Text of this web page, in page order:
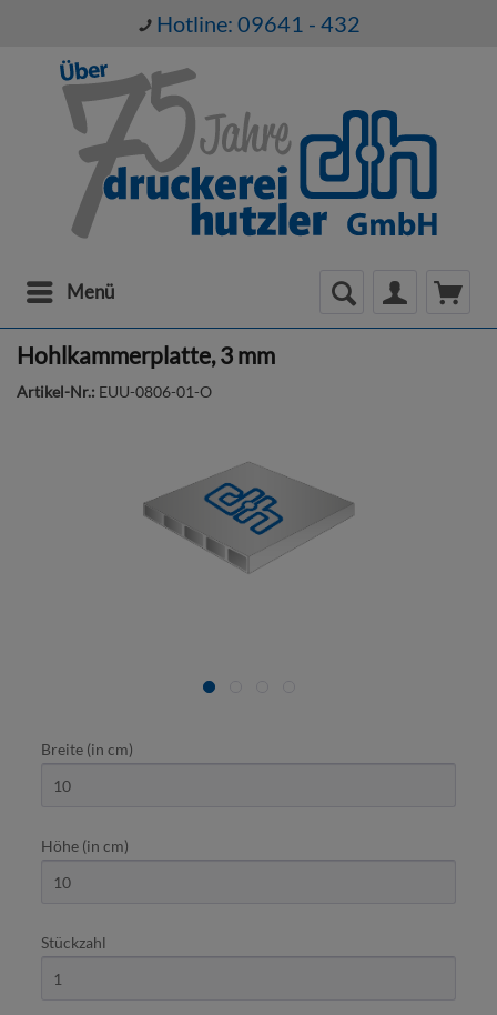
Hotline: 09641 - 432
Menü
Hohlkammerplatte, 3 mm
Artikel-Nr.: EUU-0806-01-O
Breite (in cm)
Höhe (in cm)
Stückzahl